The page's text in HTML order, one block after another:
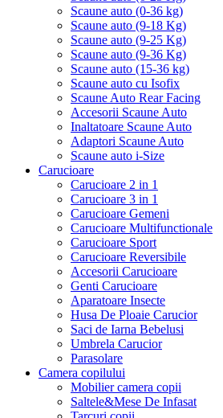
Scaune auto (0-36 kg)
Scaune auto (9-18 Kg)
Scaune auto (9-25 Kg)
Scaune auto (9-36 Kg)
Scaune auto (15-36 kg)
Scaune auto cu Isofix
Scaune Auto Rear Facing
Accesorii Scaune Auto
Inaltatoare Scaune Auto
Adaptori Scaune Auto
Scaune auto i-Size
Carucioare
Carucioare 2 in 1
Carucioare 3 in 1
Carucioare Gemeni
Carucioare Multifunctionale
Carucioare Sport
Carucioare Reversibile
Accesorii Carucioare
Genti Carucioare
Aparatoare Insecte
Husa De Ploaie Carucior
Saci de Iarna Bebelusi
Umbrela Carucior
Parasolare
Camera copilului
Mobilier camera copii
Saltele&Mese De Infasat